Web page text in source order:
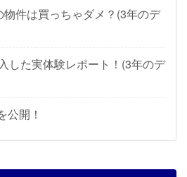
件は買っちゃダメ？(3年のデ
した実体験レポート！(3年のデ
公開！